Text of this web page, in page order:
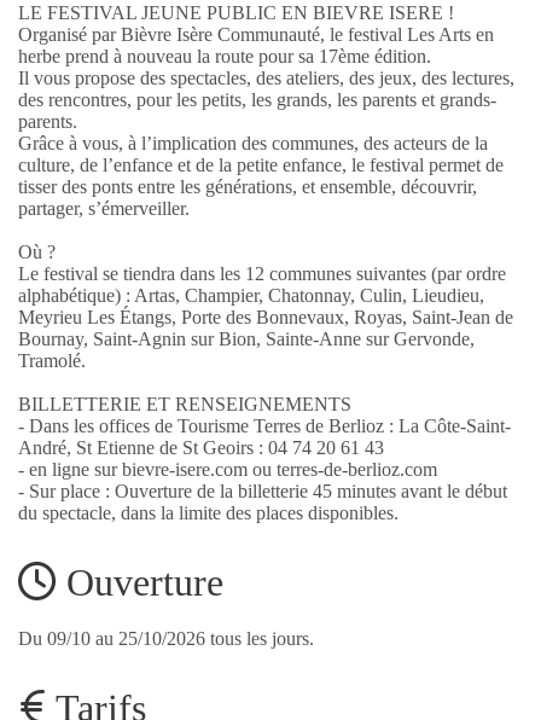
LE FESTIVAL JEUNE PUBLIC EN BIEVRE ISERE !
Organisé par Bièvre Isère Communauté, le festival Les Arts en
herbe prend à nouveau la route pour sa 17ème édition.
Il vous propose des spectacles, des ateliers, des jeux, des lectures,
des rencontres, pour les petits, les grands, les parents et grands-
parents.
Grâce à vous, à l’implication des communes, des acteurs de la
culture, de l’enfance et de la petite enfance, le festival permet de
tisser des ponts entre les générations, et ensemble, découvrir,
partager, s’émerveiller.
Où ?
Le festival se tiendra dans les 12 communes suivantes (par ordre
alphabétique) : Artas, Champier, Chatonnay, Culin, Lieudieu,
Meyrieu Les Étangs, Porte des Bonnevaux, Royas, Saint-Jean de
Bournay, Saint-Agnin sur Bion, Sainte-Anne sur Gervonde,
Tramolé.
​​​​​​​BILLETTERIE ET RENSEIGNEMENTS
- Dans les offices de Tourisme Terres de Berlioz : La Côte-Saint-
André, St Etienne de St Geoirs : 04 74 20 61 43
- en ligne sur bievre-isere.com ou terres-de-berlioz.com
- Sur place : Ouverture de la billetterie 45 minutes avant le début
du spectacle, dans la limite des places disponibles.
Ouverture
Du 09/10 au 25/10/2026 tous les jours.
Tarifs